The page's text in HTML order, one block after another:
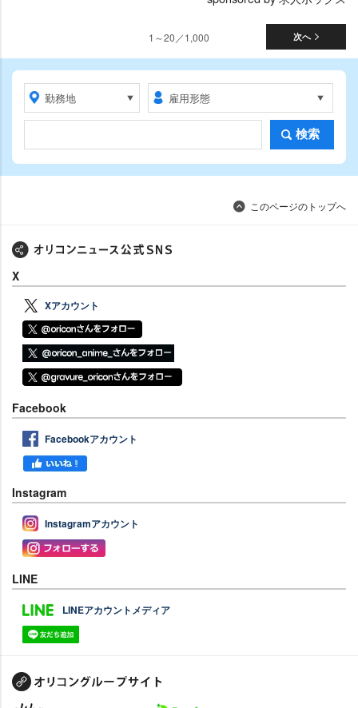
次へ
1～20／1,000
検索
このページのトップへ
X
Xアカウント
Facebook
Facebookアカウント
Instagram
Instagramアカウント
LINE
LINEアカウントメディア